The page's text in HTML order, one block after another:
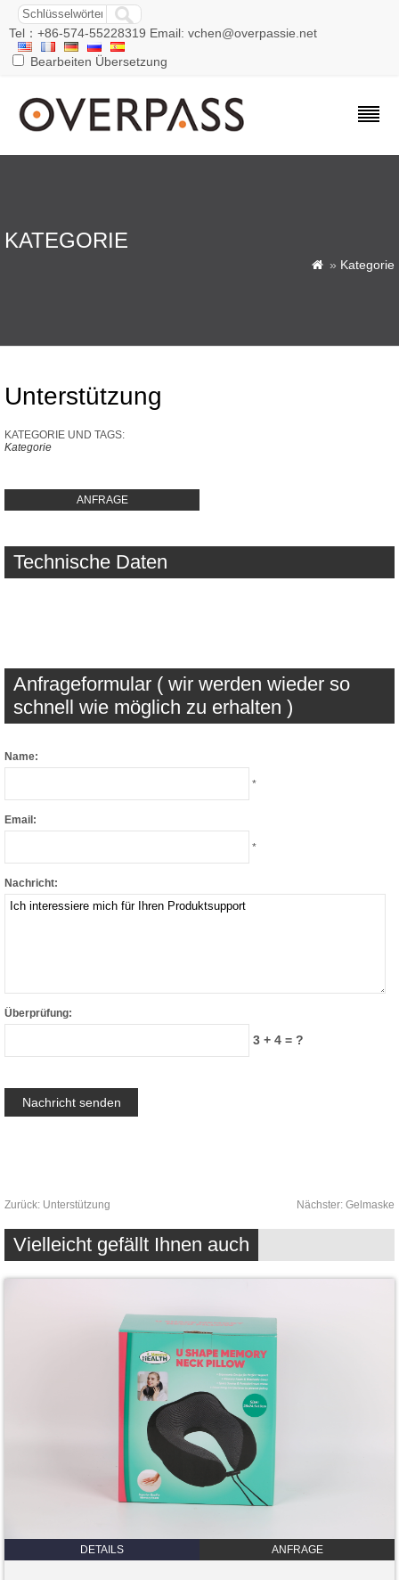
Tel：+86-574-55228319 Email: vchen@overpassie.net
Bearbeiten Übersetzung
KATEGORIE
 » Kategorie
Unterstützung
KATEGORIE UND TAGS:
Kategorie
ANFRAGE
Technische Daten
Anfrageformular ( wir werden wieder so
schnell wie möglich zu erhalten )
Name:
*
Email:
*
Nachricht:
Überprüfung:
3 + 4 = ?
Zurück: Unterstützung Nächster: Gelmaske
Vielleicht gefällt Ihnen auch
DETAILS ANFRAGE